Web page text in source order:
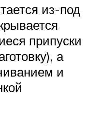
из-под
припуски
а
и